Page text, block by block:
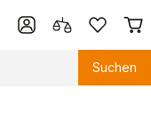
Suchen